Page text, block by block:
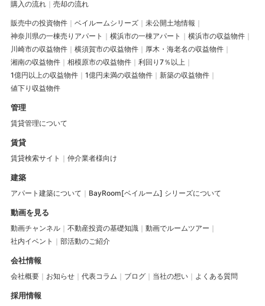
購入の流れ
売却の流れ
販売中の投資物件 ベイルームシリーズ
未公開土地情報
神奈川県の一棟売りアパート
横浜市の一棟アパート
横浜市の収益物件
川崎市の収益物件
横須賀市の収益物件
厚木・海老名の収益物件
湘南の収益物件
相模原市の収益物件
利回り7％以上
1億円以上の収益物件
1億円未満の収益物件
新築の収益物件
値下り収益物件
管理
賃貸管理について
賃貸
賃貸検索サイト 仲介業者様向け
建築
アパート建築について BayRoom[ベイルーム] シリーズについて
動画を見る
動画チャンネル 不動産投資の基礎知識
動画でルームツアー
社内イベント
部活動のご紹介
会社情報
会社概要 お知らせ 代表コラム ブログ 当社の想い よくある質問
採用情報